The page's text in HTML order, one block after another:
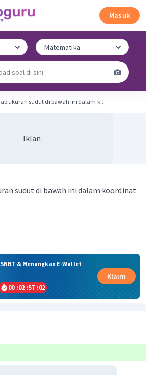
Masuk
ukuran sudut di bawah ini dalam k...
Iklan
sudut di bawah ini dalam koordinat
& Menangkan E-Wallet
00 :02 :57 :02
Klaim